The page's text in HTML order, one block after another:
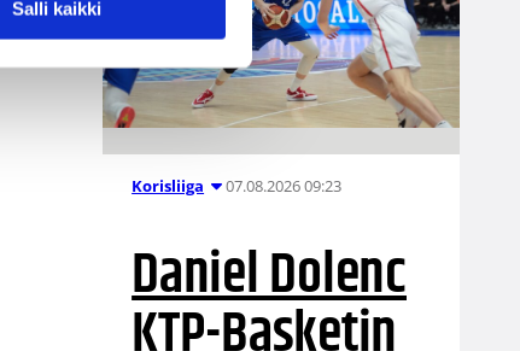
Salli kaikki
Korisliiga 07.08.2026 09:23
Daniel Dolenc